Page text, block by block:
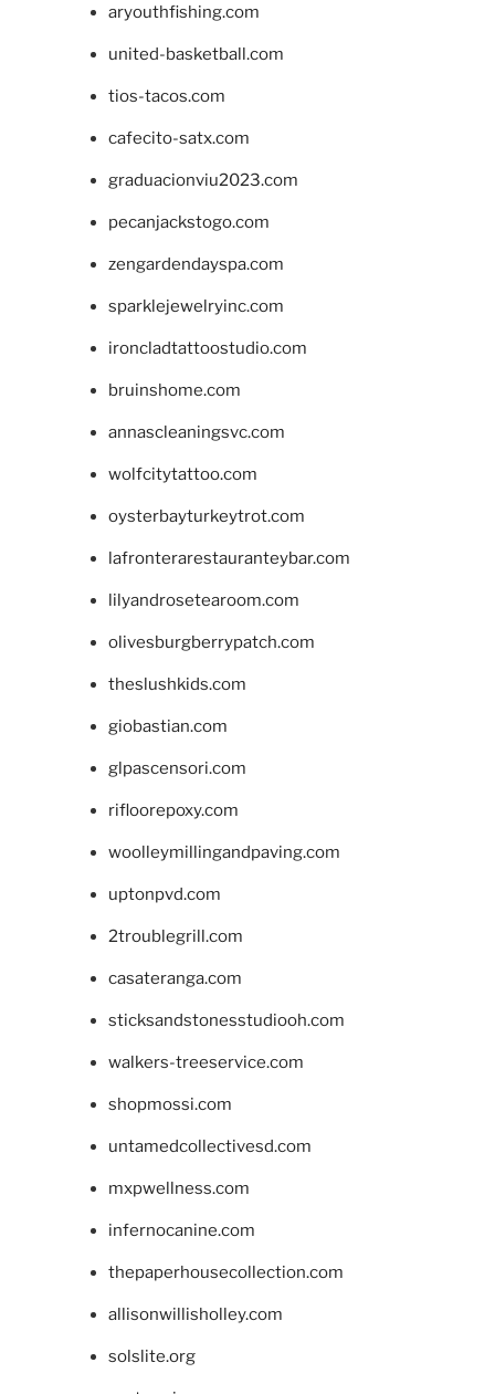
aryouthfishing.com
united-basketball.com
tios-tacos.com
cafecito-satx.com
graduacionviu2023.com
pecanjackstogo.com
zengardendayspa.com
sparklejewelryinc.com
ironcladtattoostudio.com
bruinshome.com
annascleaningsvc.com
wolfcitytattoo.com
oysterbayturkeytrot.com
lafronterarestauranteybar.com
lilyandrosetearoom.com
olivesburgberrypatch.com
theslushkids.com
giobastian.com
glpascensori.com
rifloorepoxy.com
woolleymillingandpaving.com
uptonpvd.com
2troublegrill.com
casateranga.com
sticksandstonesstudiooh.com
walkers-treeservice.com
shopmossi.com
untamedcollectivesd.com
mxpwellness.com
infernocanine.com
thepaperhousecollection.com
allisonwillisholley.com
solslite.org